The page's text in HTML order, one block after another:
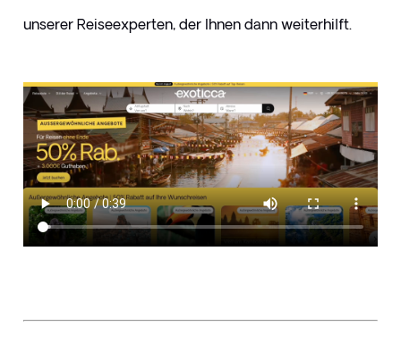
unserer Reiseexperten, der Ihnen dann weiterhilft.